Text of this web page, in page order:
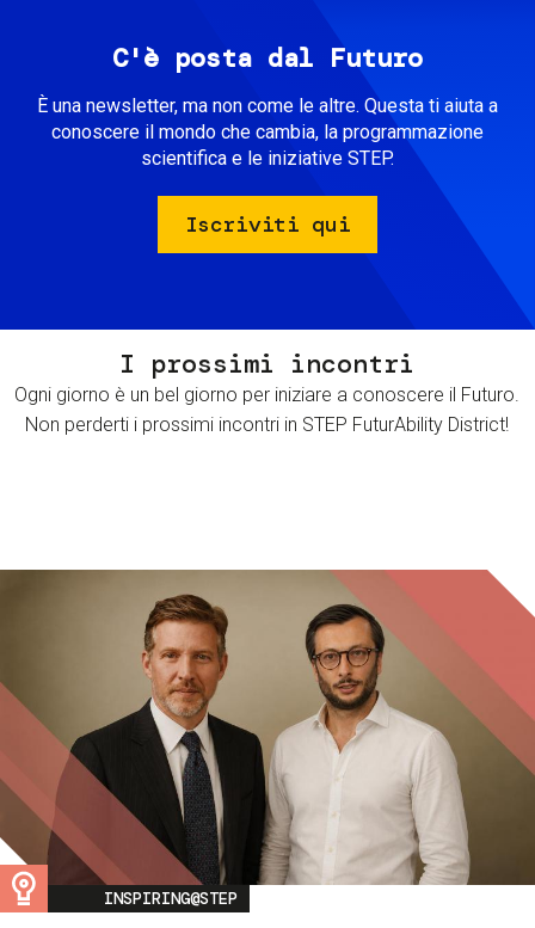
C'è posta dal Futuro
È una newsletter, ma non come le altre. Questa ti aiuta a
conoscere il mondo che cambia, la programmazione
scientifica e le iniziative STEP.
Iscriviti qui
I prossimi incontri
Ogni giorno è un bel giorno per iniziare a conoscere il Futuro.
Non perderti i prossimi incontri in STEP FuturAbility District!
Image
INSPIRING@STEP